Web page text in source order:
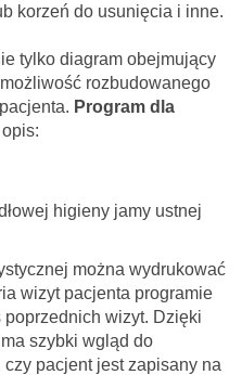
korzeń do usunięcia i inne.
tylko diagram obejmujący
rozbudowanego
Program dla
higieny jamy ustnej
można wydrukować
wizyt pacjenta programie
wizyt. Dzięki
szybki wgląd do
pacjent jest zapisany na